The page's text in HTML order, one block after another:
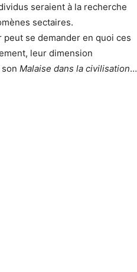
seraient à la recherche
sectaires.
se demander en quoi ces
leur dimension
Malaise dans la civilisation…